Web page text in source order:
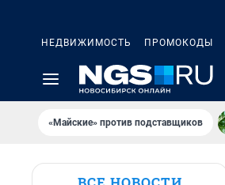
НЕДВИЖИМОСТЬ ПРОМОКОДЫ
«Майские» против подставщиков